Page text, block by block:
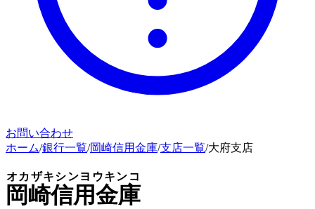
お問い合わせ
ホーム/銀行一覧/岡崎信用金庫/支店一覧/大府支店
岡崎信用金庫
オカザキシンヨウキンコ